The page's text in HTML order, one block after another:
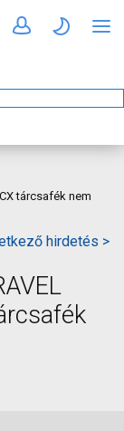
tárcsafék nem
hirdetés >